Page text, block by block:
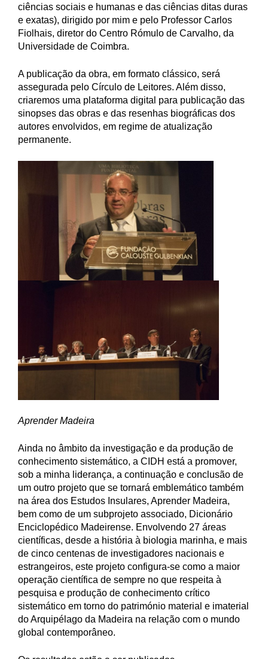
ciências sociais e humanas e das ciências ditas duras
e exatas), dirigido por mim e pelo Professor Carlos
Fiolhais, diretor do Centro Rómulo de Carvalho, da
Universidade de Coimbra.
A publicação da obra, em formato clássico, será
assegurada pelo Círculo de Leitores. Além disso,
criaremos uma plataforma digital para publicação das
sinopses das obras e das resenhas biográficas dos
autores envolvidos, em regime de atualização
permanente.
Aprender Madeira
Ainda no âmbito da investigação e da produção de
conhecimento sistemático, a CIDH está a promover,
sob a minha liderança, a continuação e conclusão de
um outro projeto que se tornará emblemático também
na área dos Estudos Insulares, Aprender Madeira,
bem como de um subprojeto associado, Dicionário
Enciclopédico Madeirense. Envolvendo 27 áreas
científicas, desde a história à biologia marinha, e mais
de cinco centenas de investigadores nacionais e
estrangeiros, este projeto configura-se como a maior
operação científica de sempre no que respeita à
pesquisa e produção de conhecimento crítico
sistemático em torno do património material e imaterial
do Arquipélago da Madeira na relação com o mundo
global contemporâneo.